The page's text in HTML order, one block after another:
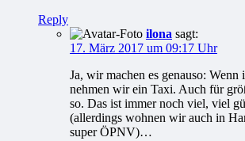
Reply
ilona sagt:
17. März 2017 um 09:17 Uhr
Ja, wir machen es genauso: Wenn
nehmen wir ein Taxi. Auch für
so. Das ist immer noch viel, viel
(allerdings wohnen wir auch in
super ÖPNV)…